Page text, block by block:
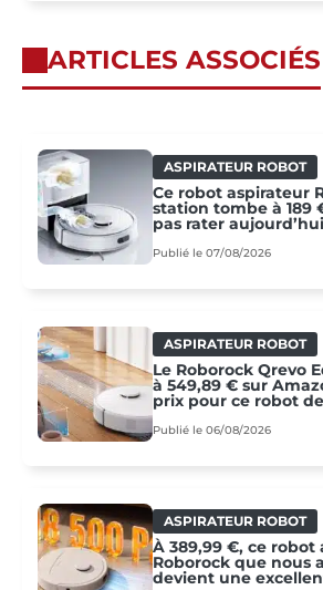
ARTICLES ASSOCIÉS
ASPIRATEUR ROBOT
Ce robot aspirateur
station tombe à 189
pas rater aujourd’hui
Publié le 07/08/2026
ASPIRATEUR ROBOT
Le Roborock Qrevo
à 549,89 € sur
prix pour ce robot de
Publié le 06/08/2026
ASPIRATEUR ROBOT
À 389,99 €, ce robot
Roborock que nous
devient une